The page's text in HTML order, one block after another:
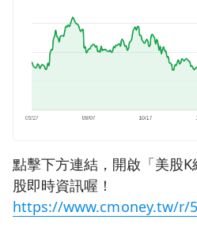
點擊下方連結，開啟「美股
股即時資訊喔！
https://www.cmoney.tw/r/